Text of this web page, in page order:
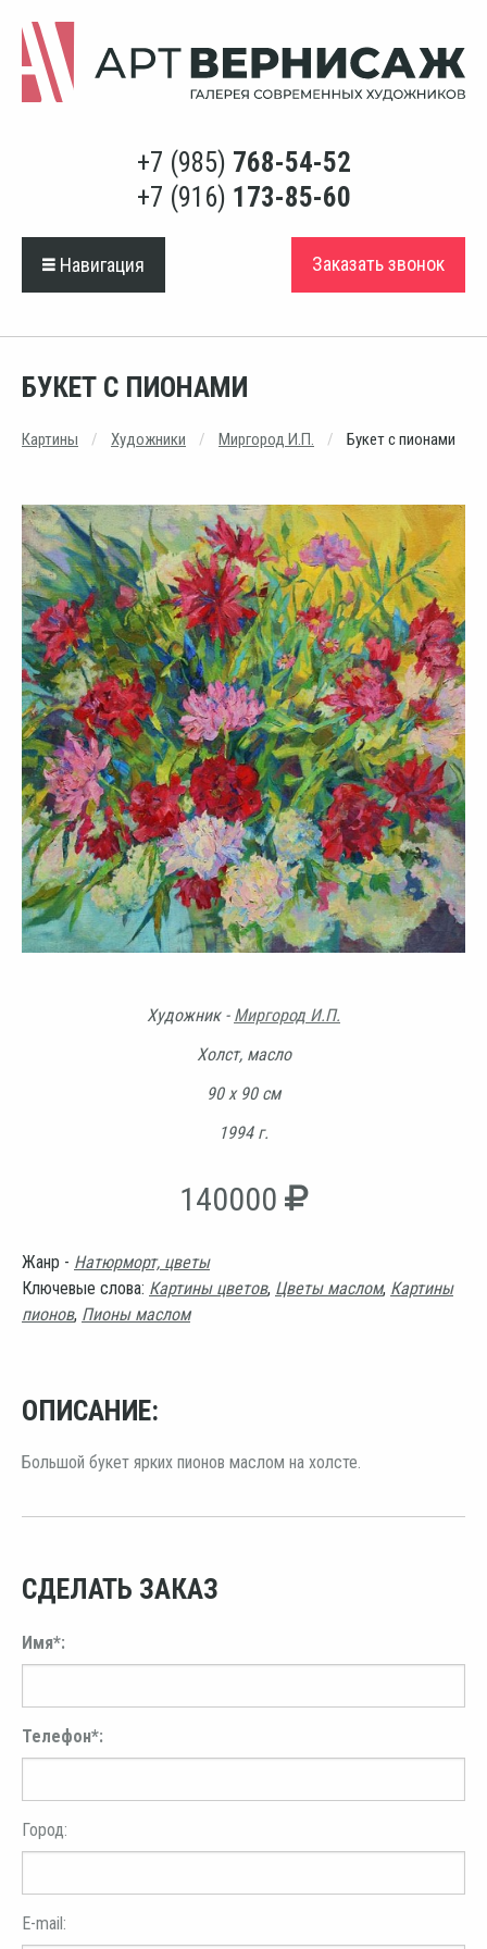
+7 (985) 768-54-52
+7 (916) 173-85-60
Навигация Заказать звонок
БУКЕТ С ПИОНАМИ
Картины Художники Миргород И.П. Букет с пионами
Художник - Миргород И.П.
Холст, масло
90 х 90 см
1994 г.
140000
Жанр - Натюрморт, цветы
Ключевые слова: Картины цветов, Цветы маслом, Картины
пионов, Пионы маслом
ОПИСАНИЕ:
Большой букет ярких пионов маслом на холсте.
СДЕЛАТЬ ЗАКАЗ
Имя*:
Телефон*:
Город:
E-mail: